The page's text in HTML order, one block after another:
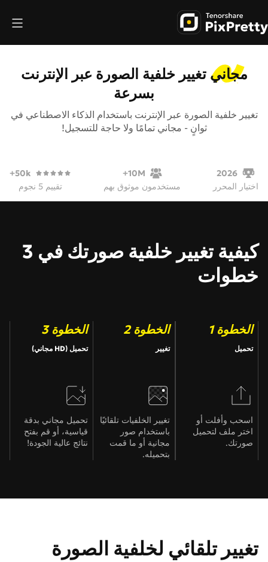
مجاني تغيير خلفية الصورة عبر الإنترنت
بسرعة
تغيير خلفية الصورة عبر الإنترنت باستخدام الذكاء الاصطناعي في
ثوانٍ - مجاني تمامًا ولا حاجة للتسجيل!
2026
اختيار المحرر
10M+
مستخدمون موثوق بهم
50k+
تقييم 5 نجوم
كيفية تغيير خلفية صورتك في 3
خطوات
الخطوة 1
تحميل
اسحب وأفلت أو
اختر ملف لتحميل
صورتك.
الخطوة 2
تغيير
تغيير الخلفيات تلقائيًا
باستخدام صور
مجانية أو ما قمت
بتحميله.
الخطوة 3
تحميل (HD مجاني)
تحميل مجاني بدقة
قياسية، أو قم بفتح
نتائج عالية الجودة!
تغيير تلقائي لخلفية الصورة